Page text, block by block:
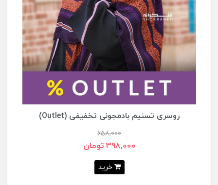
روسری تسنیم بادمجونی تخفیفی (Outlet)
658,000
398,000 تومان
خرید